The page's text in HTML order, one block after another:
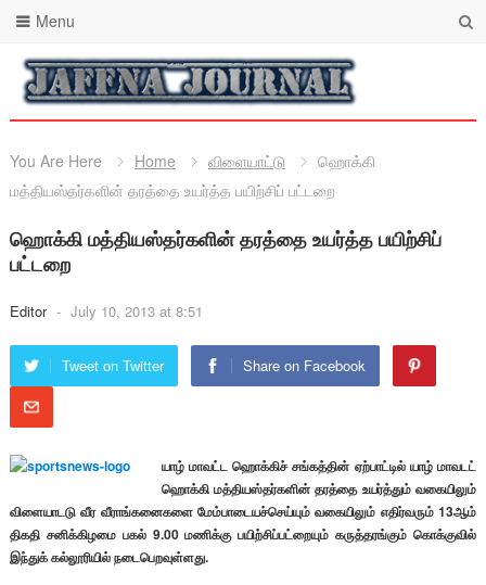
Menu
You Are Here Home விளையாட்டு
ஹொக்கி
மத்தியஸ்தர்களின் தரத்தை உயர்த்த பயிற்சிப் பட்டறை
ஹொக்கி மத்தியஸ்தர்களின் தரத்தை உயர்த்த பயிற்சிப்
பட்டறை
Editor - July 10, 2013 at 8:51
Tweet on Twitter Share on Facebook
யாழ் மாவட்ட ஹொக்கிச் சங்கத்தின் ஏற்பாட்டில் யாழ் மாவடட்
ஹொக்கி மத்தியஸ்தர்களின் தரத்தை உயர்த்தும் வகையிலும்
விளையாடடு வீர வீராங்கனைகளை மேம்பாடையச்செய்யும் வகையிலும் எதிர்வரும் 13ஆம்
திகதி சனிக்கிழமை பகல் 9.00 மணிக்கு பயிற்சிப்பட்றையும் கருத்தரங்கும் கொக்குவில்
இந்துக் கல்லூரியில் நடைபெறவுள்ளது.